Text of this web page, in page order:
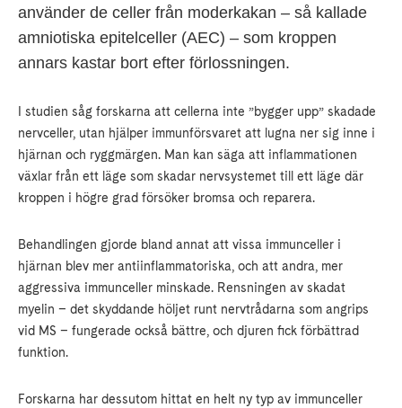
använder de celler från moderkakan – så kallade
amniotiska epitelceller (AEC) – som kroppen
annars kastar bort efter förlossningen.
I studien såg forskarna att cellerna inte ”bygger upp” skadade
nervceller, utan hjälper immunförsvaret att lugna ner sig inne i
hjärnan och ryggmärgen. Man kan säga att inflammationen
växlar från ett läge som skadar nervsystemet till ett läge där
kroppen i högre grad försöker bromsa och reparera.
Behandlingen gjorde bland annat att vissa immunceller i
hjärnan blev mer antiinflammatoriska, och att andra, mer
aggressiva immunceller minskade. Rensningen av skadat
myelin – det skyddande höljet runt nervtrådarna som angrips
vid MS – fungerade också bättre, och djuren fick förbättrad
funktion.
Forskarna har dessutom hittat en helt ny typ av immunceller